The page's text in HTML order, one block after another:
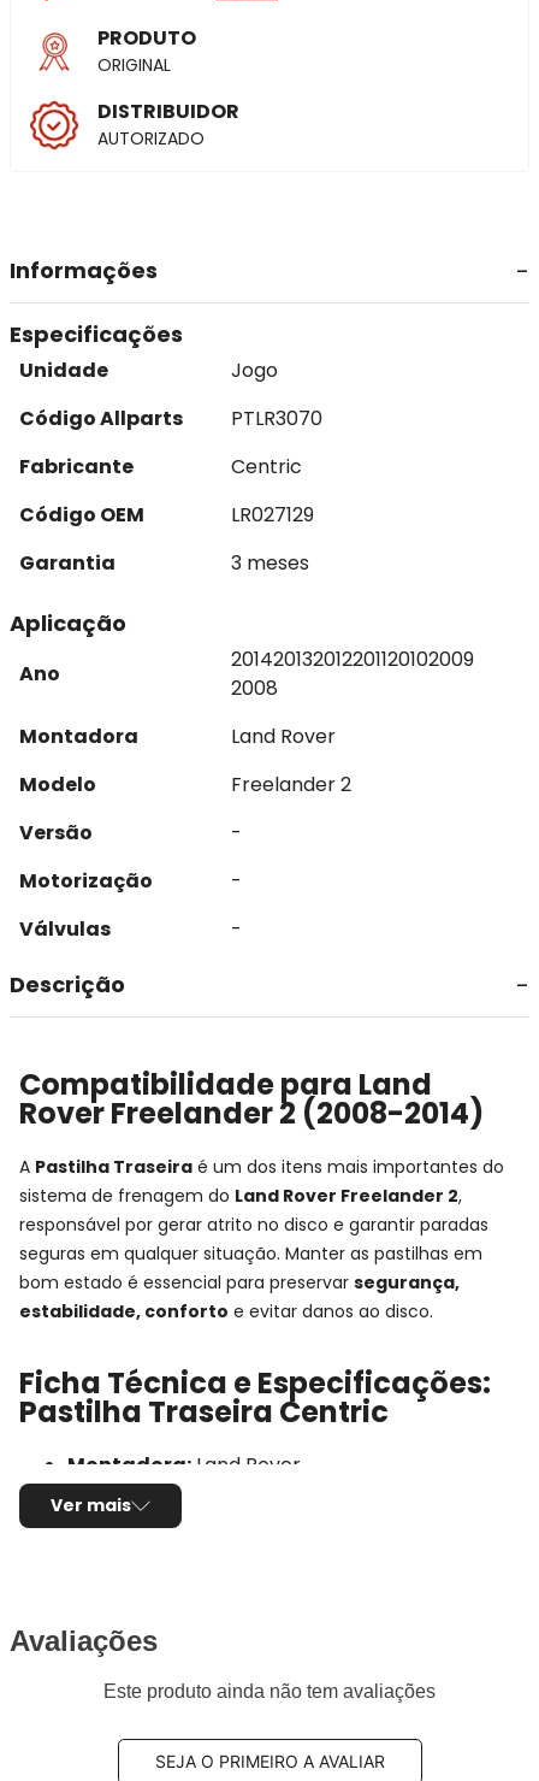
PRODUTO
ORIGINAL
DISTRIBUIDOR
AUTORIZADO
Informações
Especificações
Unidade
Jogo
Código Allparts
PTLR3070
Fabricante
Centric
Código OEM
LR027129
Garantia
3 meses
Aplicação
Ano
201420132012201120102009
2008
Montadora
Land Rover
Modelo
Freelander 2
Versão
-
Motorização
-
Válvulas
-
Descrição
Compatibilidade para Land
Rover Freelander 2 (2008-2014)
A Pastilha Traseira é um dos itens mais importantes do
sistema de frenagem do Land Rover Freelander 2,
responsável por gerar atrito no disco e garantir paradas
seguras em qualquer situação. Manter as pastilhas em
bom estado é essencial para preservar segurança,
estabilidade, conforto e evitar danos ao disco.
Ficha Técnica e Especificações:
Pastilha Traseira Centric
Montadora: Land Rover
Modelo: Freelander 2
Anos:2008, 2009, 2010, 2011, 2012, 2013 e 2014
Sensor de desgaste:
Comprimento:106,7mm
Espessura: 16,0mm
Ver mais
Avaliações
Este produto ainda não tem avaliações
SEJA O PRIMEIRO A AVALIAR